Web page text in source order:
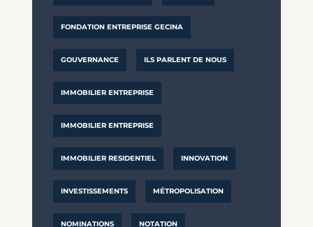
FONDATION ENTREPRISE GECINA
GOUVERNANCE ILS PARLENT DE NOUS
IMMOBILIER ENTREPRISE
IMMOBILIER ENTREPRISE
IMMOBILIER RESIDENTIEL INNOVATION
INVESTISSEMENTS MÉTROPOLISATION
NOMINATIONS NOTATION